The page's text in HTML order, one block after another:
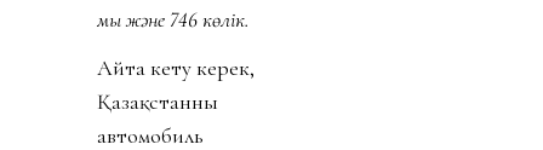
мың және 746 көлік.
Айта кету керек,
Қазақстанның
автомобиль